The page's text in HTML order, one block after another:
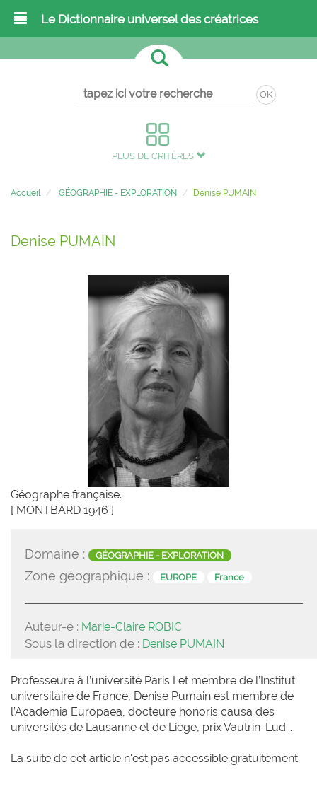
Le Dictionnaire universel des créatrices
OK
PLUS DE CRITÈRES
Accueil GÉOGRAPHIE - EXPLORATION Denise PUMAIN
Denise PUMAIN
Géographe française.
[ MONTBARD 1946 ]
Domaine : GÉOGRAPHIE - EXPLORATION
Zone géographique : EUROPE France
Auteur-e : Marie-Claire ROBIC
Sous la direction de : Denise PUMAIN
Professeure à l’université Paris I et membre de l’Institut
universitaire de France, Denise Pumain est membre de
l’Academia Europaea, docteure honoris causa des
universités de Lausanne et de Liège, prix Vautrin-Lud...
La suite de cet article n'est pas accessible gratuitement.